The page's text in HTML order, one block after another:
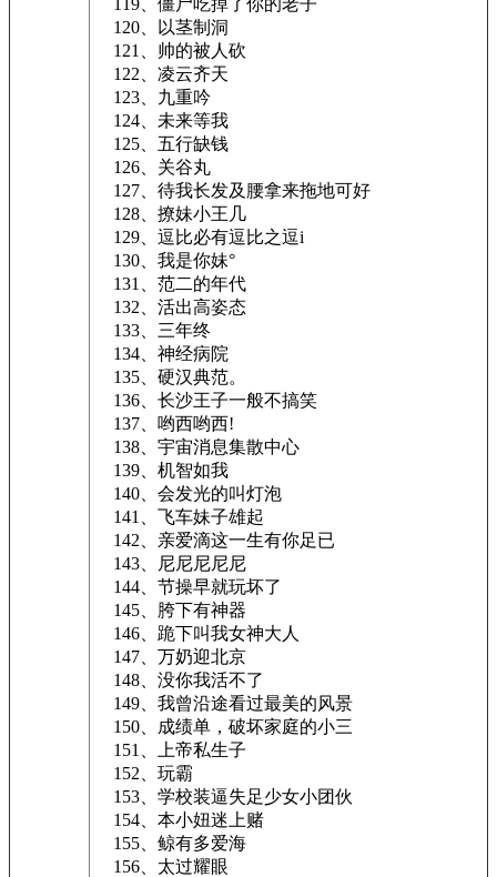
119、僵尸吃掉了你的老子
120、以茎制洞
121、帅的被人砍
122、凌云齐天
123、九重吟
124、未来等我
125、五行缺钱
126、关谷丸
127、待我长发及腰拿来拖地可好
128、撩妹小王几
129、逗比必有逗比之逗i
130、我是你妹°
131、范二的年代
132、活出高姿态
133、三年终
134、神经病院
135、硬汉典范。
136、长沙王子一般不搞笑
137、哟西哟西!
138、宇宙消息集散中心
139、机智如我
140、会发光的叫灯泡
141、飞车妹子雄起
142、亲爱滴这一生有你足已
143、尼尼尼尼尼
144、节操早就玩坏了
145、胯下有神器
146、跪下叫我女神大人
147、万奶迎北京
148、没你我活不了
149、我曾沿途看过最美的风景
150、成绩单，破坏家庭的小三
151、上帝私生子
152、玩霸
153、学校装逼失足少女小团伙
154、本小妞迷上赌
155、鲸有多爱海
156、太过耀眼